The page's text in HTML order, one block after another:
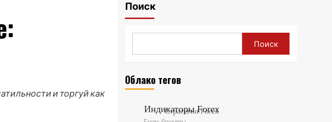
и торгуй как
Поиск
Поиск
Облако тегов